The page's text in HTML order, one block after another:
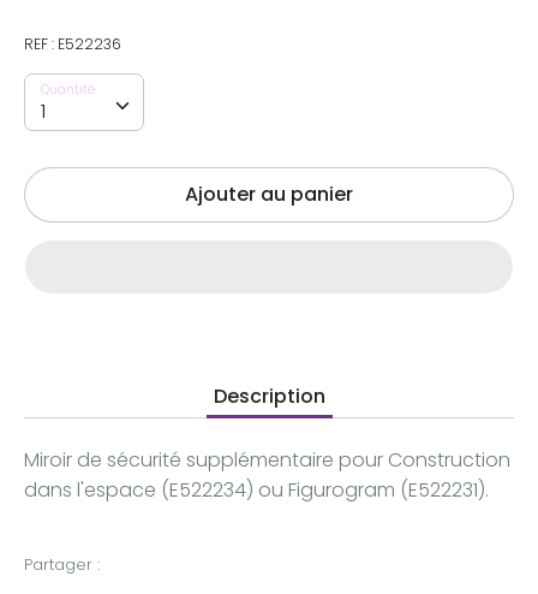
REF : E522236
Quantité
1
Quantité
Ajouter au panier
Description
Miroir de sécurité supplémentaire pour Construction
dans l'espace (E522234) ou Figurogram (E522231).
Partager :